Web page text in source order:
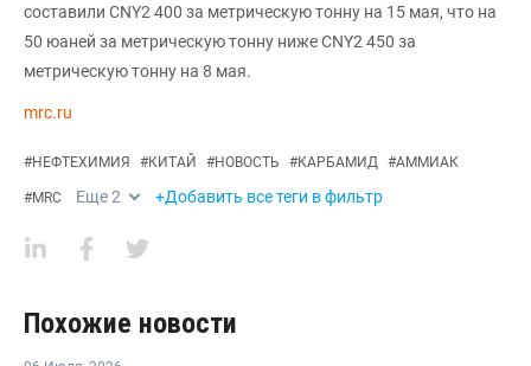
составили CNY2 400 за метрическую тонну на 15 мая, что на
50 юаней за метрическую тонну ниже CNY2 450 за
метрическую тонну на 8 мая.
mrc.ru
#НЕФТЕХИМИЯ #КИТАЙ #НОВОСТЬ #КАРБАМИД #АММИАК
#MRC Еще2 +Добавить все теги в фильтр
Похожие новости